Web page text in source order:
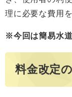
理に必要な費用
※今回は簡易水
料金改定